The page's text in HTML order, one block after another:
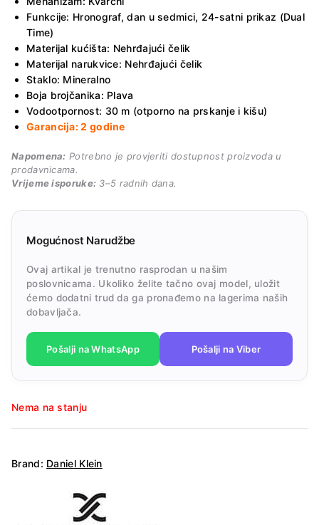
Funkcije: Hronograf, dan u sedmici, 24-satni prikaz (Dual
Time)
Materijal kućišta: Nehrđajući čelik
Materijal narukvice: Nehrđajući čelik
Staklo: Mineralno
Boja brojčanika: Plava
Vodootpornost: 30 m (otporno na prskanje i kišu)
Garancija: 2 godine
Napomena: Potrebno je provjeriti dostupnost proizvoda u
prodavnicama.
Vrijeme isporuke: 3–5 radnih dana.
Mogućnost Narudžbe
Ovaj artikal je trenutno rasprodan u našim
poslovnicama. Ukoliko želite tačno ovaj model, uložit
ćemo dodatni trud da ga pronađemo na lagerima naših
dobavljača.
Pošalji na WhatsApp Pošalji na Viber
Nema na stanju
Brand: Daniel Klein